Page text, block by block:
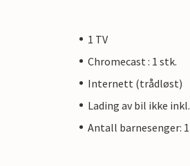
1 TV
Chromecast : 1 stk.
Internett (trådløst)
Lading av bil ikke inkl.
Antall barnesenger: 1